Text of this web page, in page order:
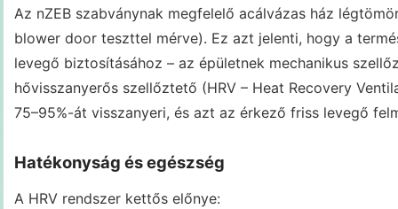
Az nZEB szabványnak megfelelő acálvázas ház
blower door teszttel mérve). Ez azt jelenti, hogy a
levegő biztosításához – az épületnek mechanikus
hővisszanyerős szellőztető (HRV – Heat Recovery
75–95%-át visszanyeri, és azt az érkező friss levegő
Hatékonyság és egészség
A HRV rendszer kettős előnye: